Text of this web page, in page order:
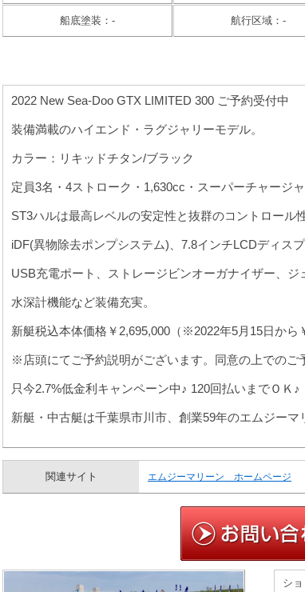
船底塗装：- 航行区域：-
2022 New Sea-Doo GTX LIMITED 300 ご予約受付中
装備満載のハイエンド・ラグジャリーモデル。
カラー：リキッドチタン/ブラック
定員3名・4ストローク・1,630cc・スーパーチャージ
ST3ハルは最高レベルの安定性と抜群のコントロール
iDF(異物除去ポンプシステム)、7.8インチLCDディス
USB充電ポート、ストレージビンオーガナイザー、
水深計機能など装備充実。
新艇税込本体価格￥2,695,000（※2022年5月15日から
※店頭にてご予約説明がございます。同意の上でのご
只今2.7%低金利キャンペーン中♪ 120回払いまでＯＫ♪
新艇・中古艇は千葉県市川市、創業59年のエムジーマ
関連サイト エムジーマリーン ホームページ
シ